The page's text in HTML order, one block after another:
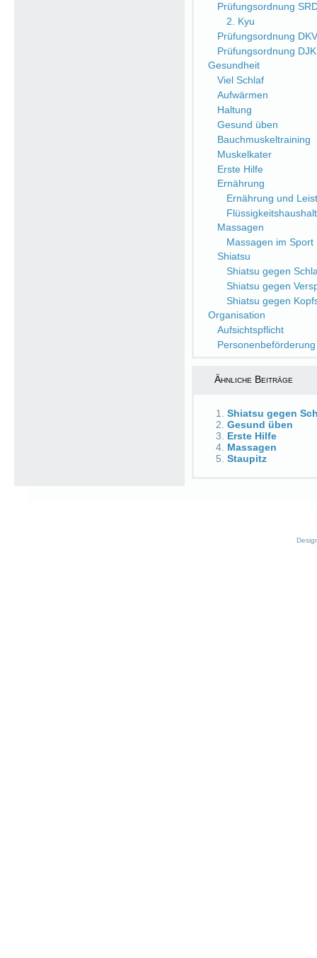
Prüfungsordnung
2. Kyu
Prüfungsordnung DKV
Prüfungsordnung
Gesundheit
Viel Schlaf
Aufwärmen
Haltung
Gesund üben
Bauchmuskeltraining
Muskelkater
Erste Hilfe
Ernährung
Ernährung und
Flüssigkeitshaushalt
Massagen
Massagen im Sport
Shiatsu
Shiatsu gegen
Shiatsu gegen
Shiatsu gegen
Organisation
Aufsichtspflicht
Personenbeförderung
Ähnliche Beiträge
Shiatsu gegen
Gesund üben
Erste Hilfe
Massagen
Staupitz